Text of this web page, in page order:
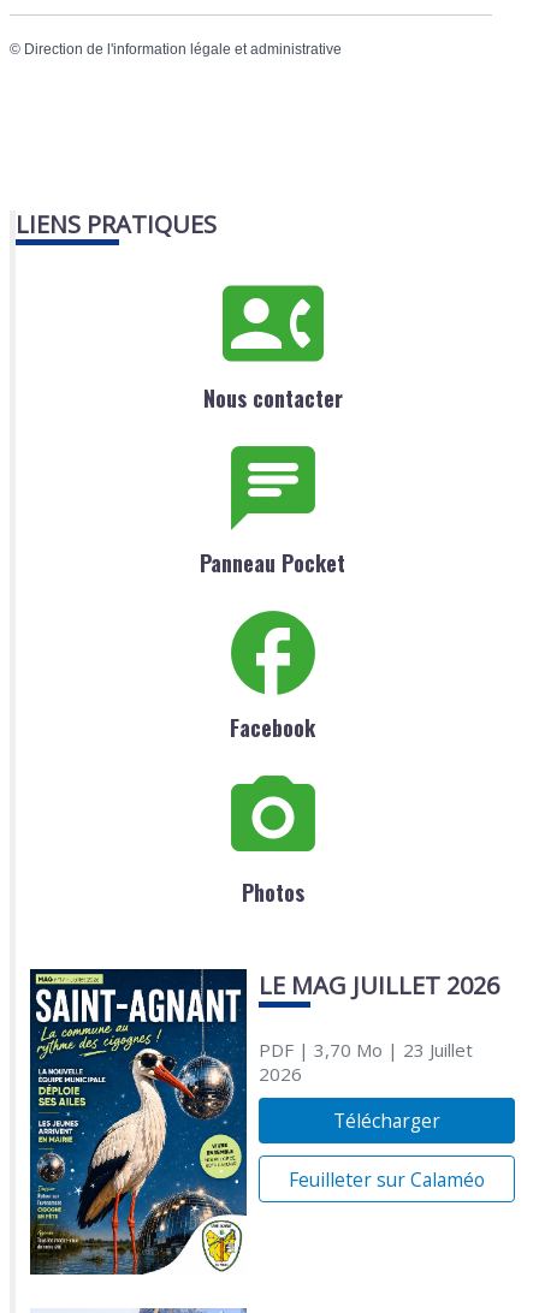
© Direction de l'information légale et administrative
LIENS PRATIQUES
Nous contacter
Panneau Pocket
Facebook
Photos
LE MAG JUILLET 2026
PDF| 3,70 Mo | 23 Juillet
2026
Télécharger
Feuilleter sur Calaméo